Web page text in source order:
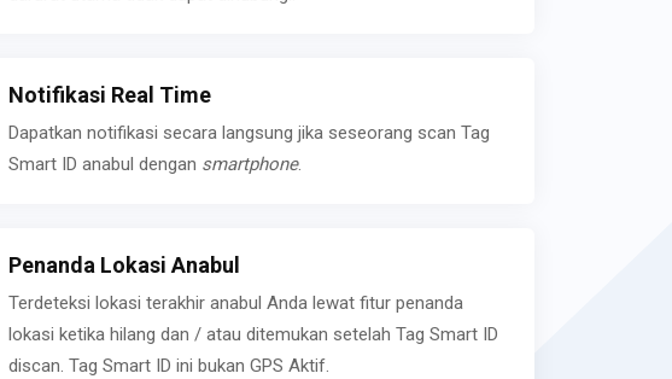
Notifikasi Real Time
Dapatkan notifikasi secara langsung jika seseorang scan Tag
Smart ID anabul dengan smartphone.
Penanda Lokasi Anabul
Terdeteksi lokasi terakhir anabul Anda lewat fitur penanda
lokasi ketika hilang dan / atau ditemukan setelah Tag Smart ID
discan. Tag Smart ID ini bukan GPS Aktif.